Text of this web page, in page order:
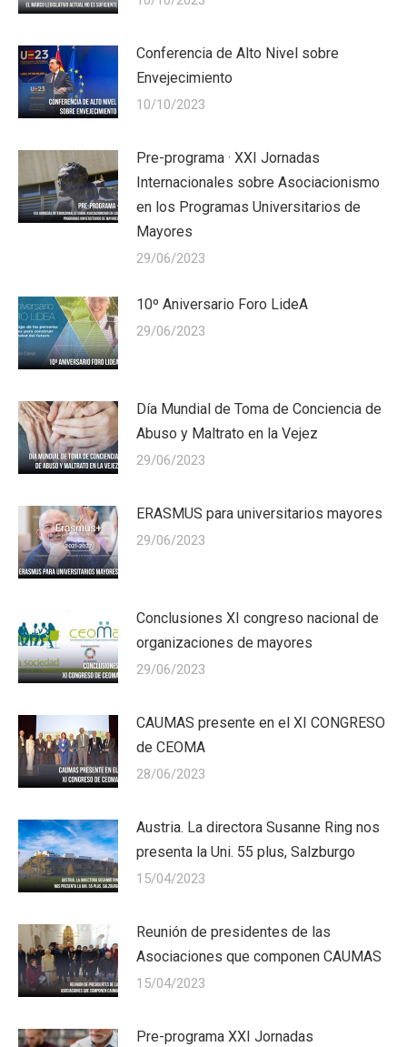
Conferencia de Alto Nivel sobre
Envejecimiento
10/10/2023
Pre-programa · XXI Jornadas
Internacionales sobre Asociacionismo
en los Programas Universitarios de
Mayores
29/06/2023
10º Aniversario Foro LideA
29/06/2023
Día Mundial de Toma de Conciencia de
Abuso y Maltrato en la Vejez
29/06/2023
ERASMUS para universitarios mayores
29/06/2023
Conclusiones XI congreso nacional de
organizaciones de mayores
29/06/2023
CAUMAS presente en el XI CONGRESO
de CEOMA
28/06/2023
Austria. La directora Susanne Ring nos
presenta la Uni. 55 plus, Salzburgo
15/04/2023
Reunión de presidentes de las
Asociaciones que componen CAUMAS
15/04/2023
Pre-programa XXI Jornadas